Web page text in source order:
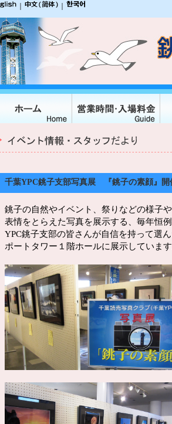
千葉YPC銚子支部写真展 『銚子の素顔』開
銚子の自然やイベント、祭りなどの様子
表情をとらえた写真を展示する、毎年恒
YPC銚子支部の皆さんが自信を持って選
ポートタワー１階ホールに展示しています